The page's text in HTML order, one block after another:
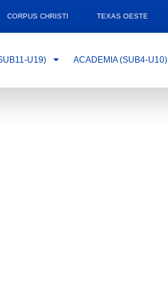
CORPUS CHRISTI TEXAS OESTE
U19) ACADEMIA (SUB4-U10)